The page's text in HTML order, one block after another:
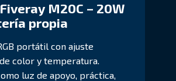
M20C – 20W
propia
portátil con ajuste
color y temperatura.
luz de apoyo, práctica,